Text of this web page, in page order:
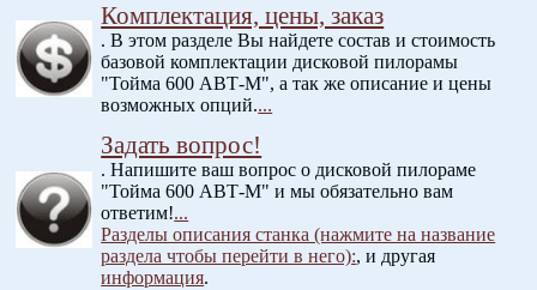
Комплектация, цены, заказ
. В этом разделе Вы найдете состав и стоимость
базовой комплектации дисковой пилорамы
"Тойма 600 АВТ-М", а так же описание и цены
возможных опций....
Задать вопрос!
. Напишите ваш вопрос о дисковой пилораме
"Тойма 600 АВТ-М" и мы обязательно вам
ответим!...
Разделы описания станка (нажмите на название
раздела чтобы перейти в него):, и другая
информация.